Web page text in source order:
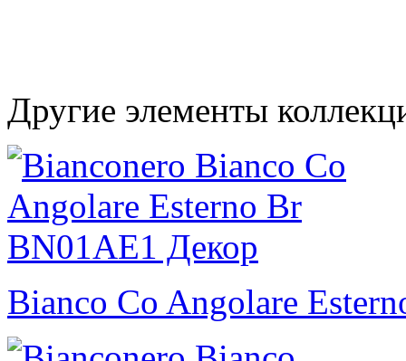
Другие элементы
Bianco Co Angolare